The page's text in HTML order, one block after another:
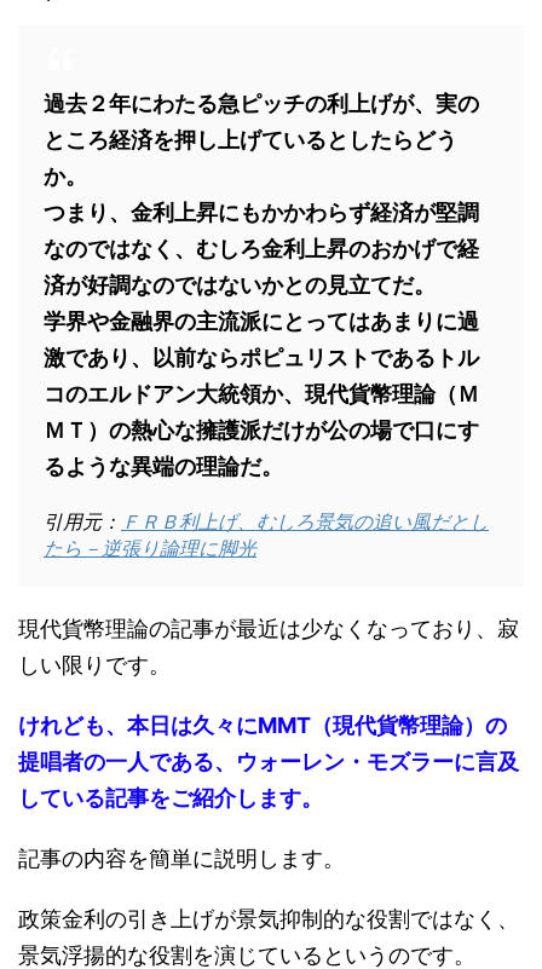
過去２年にわたる急ピッチの利上げが、実の
ところ経済を押し上げているとしたらどう
か。
つまり、金利上昇にもかかわらず経済が堅調
なのではなく、むしろ金利上昇のおかげで経
済が好調なのではないかとの見立てだ。
学界や金融界の主流派にとってはあまりに過
激であり、以前ならポピュリストであるトル
コのエルドアン大統領か、現代貨幣理論（Ｍ
ＭＴ）の熱心な擁護派だけが公の場で口にす
るような異端の理論だ。
引用元： ＦＲＢ利上げ、むしろ景気の追い風だとし
たら－逆張り論理に脚光
現代貨幣理論の記事が最近は少なくなっており、寂
しい限りです。
けれども、本日は久々にMMT（現代貨幣理論）の
提唱者の一人である、ウォーレン・モズラーに言及
している記事をご紹介します。
記事の内容を簡単に説明します。
政策金利の引き上げが景気抑制的な役割ではなく、
景気浮揚的な役割を演じているというのです。